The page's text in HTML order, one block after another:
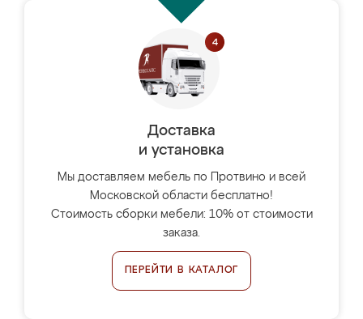
Доставка
и установка
Мы доставляем мебель по Протвино и всей
Московской области бесплатно!
Стоимость сборки мебели: 10% от стоимости
заказа.
ПЕРЕЙТИ В КАТАЛОГ